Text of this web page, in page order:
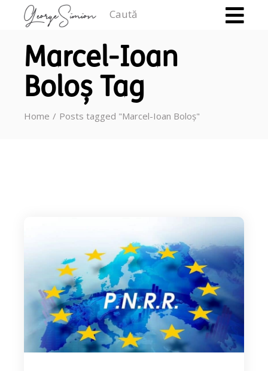
Marcel-Ioan
Boloș Tag
Home Posts tagged "Marcel-Ioan Boloș"